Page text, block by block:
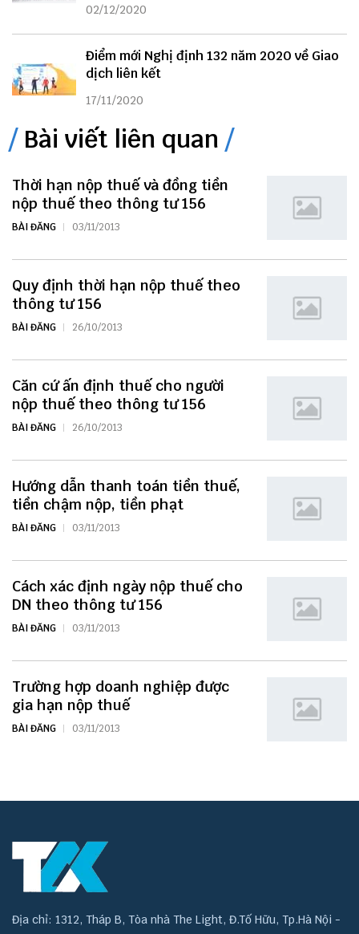
02/12/2020
Điểm mới Nghị định 132 năm 2020 về Giao
dịch liên kết
17/11/2020
Bài viết liên quan
Thời hạn nộp thuế và đồng tiền
nộp thuế theo thông tư 156
BÀI ĐĂNG 03/11/2013
Quy định thời hạn nộp thuế theo
thông tư 156
BÀI ĐĂNG 26/10/2013
Căn cứ ấn định thuế cho người
nộp thuế theo thông tư 156
BÀI ĐĂNG 26/10/2013
Hướng dẫn thanh toán tiền thuế,
tiền chậm nộp, tiền phạt
BÀI ĐĂNG 03/11/2013
Cách xác định ngày nộp thuế cho
DN theo thông tư 156
BÀI ĐĂNG 03/11/2013
Trường hợp doanh nghiệp được
gia hạn nộp thuế
BÀI ĐĂNG 03/11/2013
Địa chỉ: 1312, Tháp B, Tòa nhà The Light, Đ.Tố Hữu, Tp.Hà Nội -